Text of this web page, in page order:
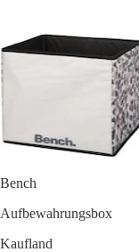
Bench
Aufbewahrungsbox
Kaufland